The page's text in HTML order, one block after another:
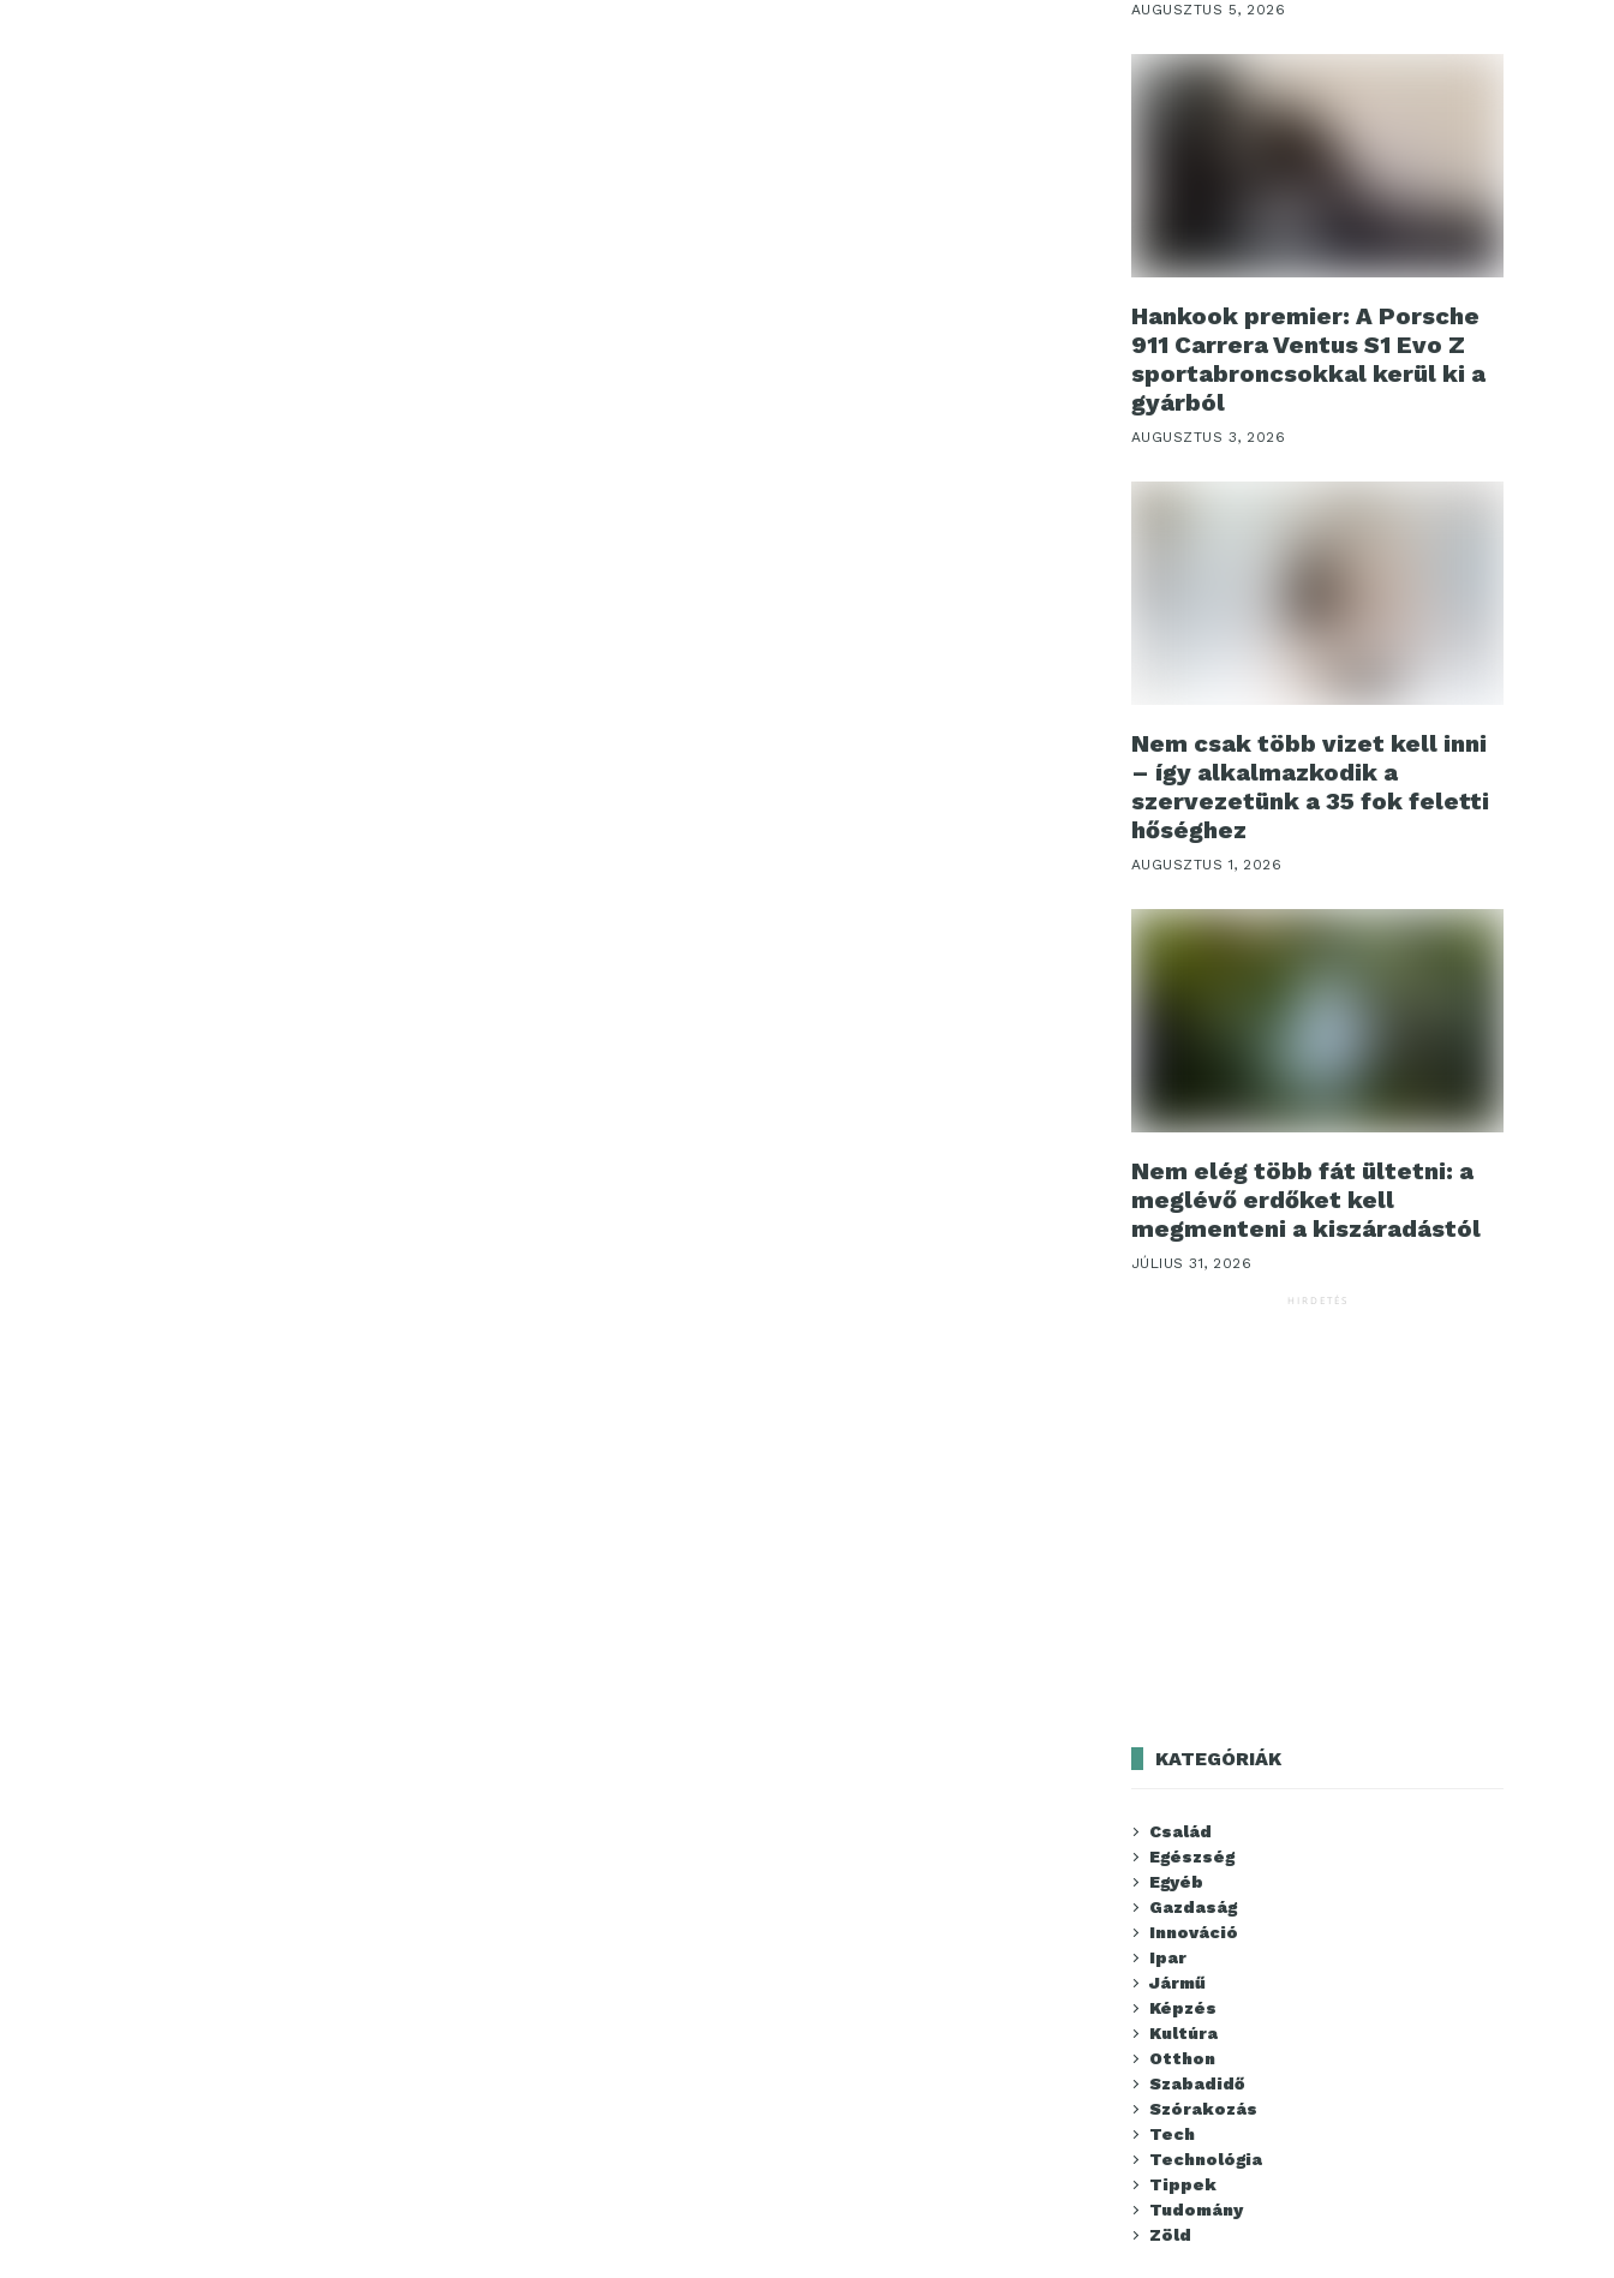
AUGUSZTUS 5, 2026
Hankook premier: A Porsche
911 Carrera Ventus S1 Evo Z
sportabroncsokkal kerül ki a
gyárból
AUGUSZTUS 3, 2026
Nem csak több vizet kell inni
– így alkalmazkodik a
szervezetünk a 35 fok feletti
hőséghez
AUGUSZTUS 1, 2026
Nem elég több fát ültetni: a
meglévő erdőket kell
megmenteni a kiszáradástól
JÚLIUS 31, 2026
HIRDETÉS
KATEGÓRIÁK
Család
Egészség
Egyéb
Gazdaság
Innováció
Ipar
Jármű
Képzés
Kultúra
Otthon
Szabadidő
Szórakozás
Tech
Technológia
Tippek
Tudomány
Zöld